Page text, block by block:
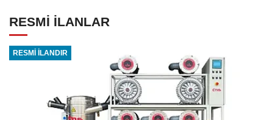
RESMİ İLANLAR
RESMİ İLANDIR